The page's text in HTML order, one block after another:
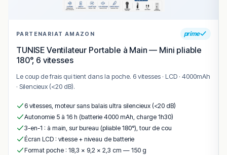
PARTENARIAT AMAZON prime
TUNISE Ventilateur Portable à Main — Mini pliable
180°, 6 vitesses
Le coup de frais qui tient dans la poche. 6 vitesses · LCD · 4000mAh
· Silencieux (<20 dB).
6 vitesses, moteur sans balais ultra silencieux (<20 dB)
Autonomie 5 à 16 h (batterie 4000 mAh, charge 1h30)
3-en-1 : à main, sur bureau (pliable 180°), tour de cou
Écran LCD : vitesse + niveau de batterie
Format poche : 18,3 × 9,2 × 2,3 cm — 150 g